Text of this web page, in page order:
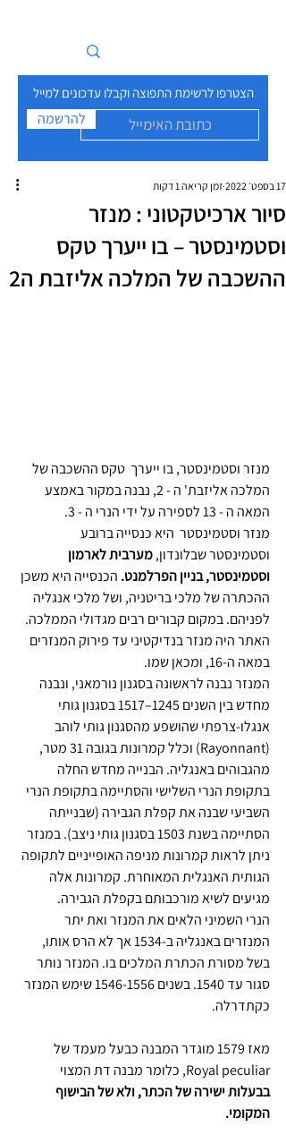
הצטרפו לרשימת התפוצה וקבלו עדכונים למייל
להרשמה
סיור ארכיטקטוני : מנזר
וסטמינסטר – בו ייערך טקס
ההשכבה של המלכה אליזבת ה2
17 בספט׳ 2022 זמן קריאה 1 דקות
מנזר וסטמינסטר, בו ייערך  טקס ההשכבה של
המלכה אליזבת' ה - 2, נבנה במקור באמצע
המאה ה - 13 לספירה על ידי הנרי ה - 3.
מנזר וסטמינסטר  היא כנסייה ברובע
וסטמינסטר שבלונדון, מערבית לארמון
וסטמינסטר, בניין הפרלמנט. הכנסייה היא משכן
ההכתרה של מלכי בריטניה, ושל מלכי אנגליה
לפניהם. במקום קבורים רבים מגדולי הממלכה.
האתר היה מנזר בנדיקטיני עד פירוק המנזרים
במאה ה-16, ומכאן שמו.
המנזר נבנה לראשונה בסגנון נורמאני, ונבנה
מחדש בין השנים 1245–1517 בסגנון גותי
אנגלו-צרפתי שהושפע מהסגנון גותי לוהב
(Rayonnant) וכלל קמרונות בגובה 31 מטר,
מהגבוהים באנגליה. הבנייה מחדש החלה
בתקופת הנרי השלישי והסתיימה בתקופת הנרי
השביעי שבנה את קפלת הגבירה (שבנייתה
הסתיימה בשנת 1503 בסגנון גותי ניצב). במנזר
ניתן לראות קמרונות מניפה האופייניים לתקופה
הגותית האנגלית המאוחרת. קמרונות אלה
מגיעים לשיא מורכבותם בקפלת הגבירה.
הנרי השמיני הלאים את המנזר ואת יתר
המנזרים באנגליה ב-1534 אך לא הרס אותו,
בשל מסורת הכתרת המלכים בו. המנזר נותר
סגור עד 1540. בשנים 1546-1556 שימש המנזר
כקתדרלה.
מאז 1579 מוגדר המבנה כבעל מעמד של
Royal peculiar, כלומר מבנה דת המצוי
בבעלות ישירה של הכתר, ולא של הבישוף
המקומי.